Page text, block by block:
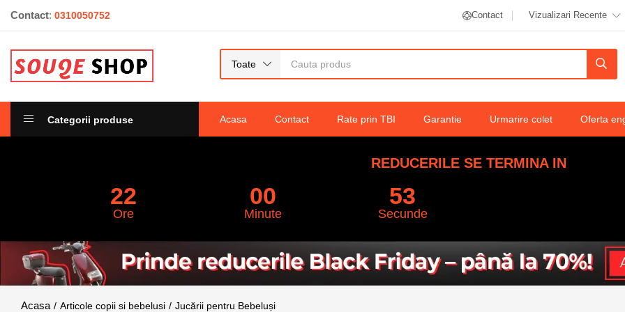
Contact: 0310050752 Contact Vizualizari Recente
Toate
Categorii produse Acasa Contact Rate prin TBI Garantie Urmarire colet Oferta
REDUCERILE SE TERMINA IN
22
Ore
00
Minute
52
Secunde
Articole copii si bebelusi Jucării pentru Bebeluși